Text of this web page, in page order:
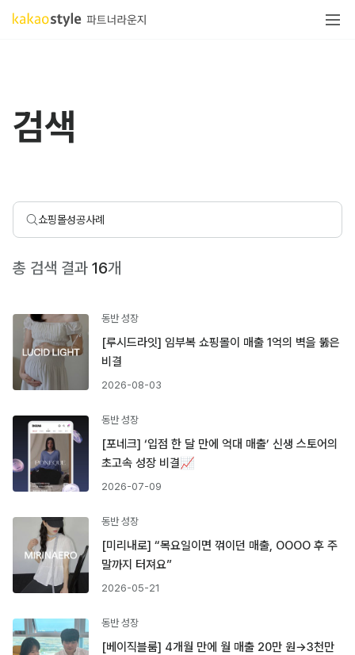
검색
총 검색 결과 16개
동반 성장
[루시드라잇] 임부복 쇼핑몰이 매출 1억의 벽을 뚫은
비결
2026-08-03
동반 성장
[포네크] ‘입점 한 달 만에 억대 매출’ 신생 스토어의
초고속 성장 비결📈
2026-07-09
동반 성장
[미리내로] “목요일이면 꺾이던 매출, OOOO 후 주
말까지 터져요”
2026-05-21
동반 성장
[베이직블룸] 4개월 만에 월 매출 20만 원→3천만